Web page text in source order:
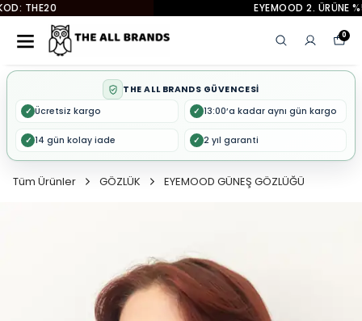
EYEMOOD 2. ÜRÜNE %50 İNDİRİM
0
THE ALL BRANDS GÜVENCESİ
✓ Ücretsiz kargo ✓ 13:00’a kadar aynı gün kargo
✓ 14 gün kolay iade ✓ 2 yıl garanti
Tüm Ürünler GÖZLÜK EYEMOOD GÜNEŞ GÖZLÜĞÜ